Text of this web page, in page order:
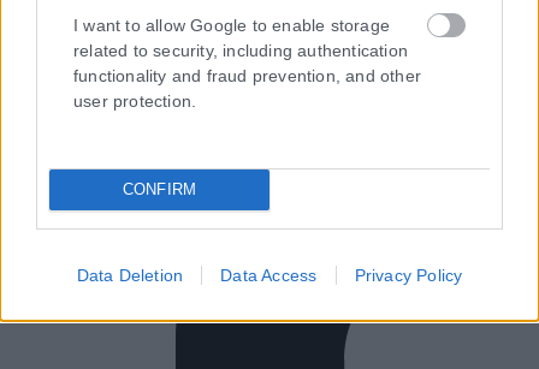
I want to allow Google to enable storage
related to security, including authentication
functionality and fraud prevention, and other
user protection.
CONFIRM
Data Deletion Data Access Privacy Policy
Επικοινωνία & Διαφήμιση
Όροι Χρήσης – Πολιτική Απορρήτου